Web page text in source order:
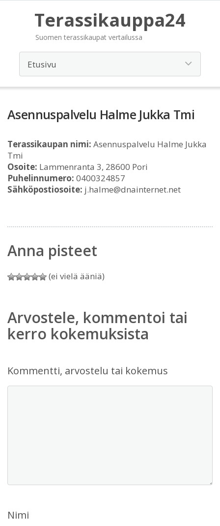
Terassikauppa24
Suomen terassikaupat vertailussa
Asennuspalvelu Halme Jukka Tmi
Terassikaupan nimi: Asennuspalvelu Halme Jukka
Tmi
Osoite: Lammenranta 3, 28600 Pori
Puhelinnumero: 0400324857
Sähköpostiosoite: j.halme@dnainternet.net
Anna pisteet
(ei vielä ääniä)
Arvostele, kommentoi tai
kerro kokemuksista
Kommentti, arvostelu tai kokemus
Nimi